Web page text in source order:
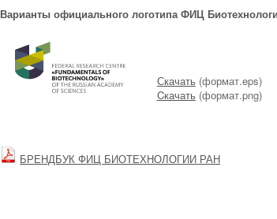
Варианты официального логотипа ФИЦ
Скачать(формат.eps)
Cкачать(формат.png)
БРЕНДБУК ФИЦ БИОТЕХНОЛОГИИ РАН